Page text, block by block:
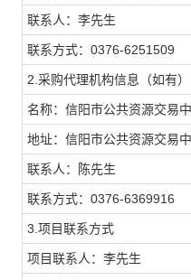
联系人：李先生
联系方式：0376-6251509
2.采购代理机构信息（如有）
名称：信阳市公共资源交易
地址：信阳市公共资源交易
联系人：陈先生
联系方式：0376-6369916
3.项目联系方式
项目联系人：李先生